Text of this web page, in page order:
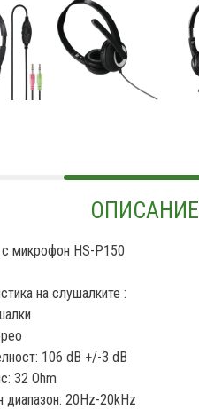
ОПИСАНИЕ
микрофон HS-P150
на слушалките :
106 dB +/-3 dB
32 Ohm
диапазон: 20Hz-20kHz